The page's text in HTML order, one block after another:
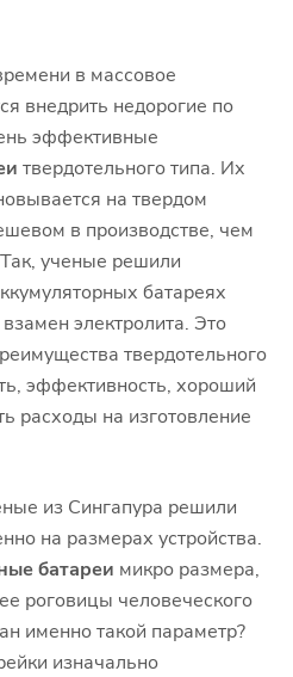
в массовое
внедрить недорогие по
эффективные
твердотельного типа. Их
на твердом
в производстве, чем
ученые решили
батареях
электролита. Это
твердотельного
эффективность, хороший
расходы на изготовление
из Сингапура решили
на размерах устройства.
батареи микро размера,
роговицы человеческого
именно такой параметр?
изначально